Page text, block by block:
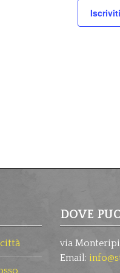
DOVE
via
Email: